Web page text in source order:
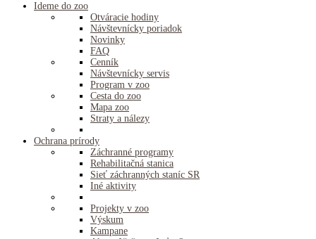
Ideme do zoo
Otváracie hodiny
Návštevnícky poriadok
Novinky
FAQ
Cenník
Návštevnícky servis
Program v zoo
Cesta do zoo
Mapa zoo
Straty a nálezy
Ochrana prírody
Záchranné programy
Rehabilitačná stanica
Sieť záchranných staníc SR
Iné aktivity
Projekty v zoo
Výskum
Kampane